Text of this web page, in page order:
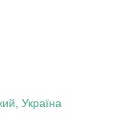
Україна